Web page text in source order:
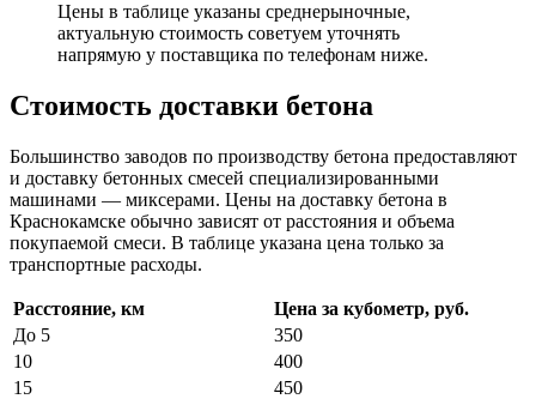
Цены в таблице указаны среднерыночные,
актуальную стоимость советуем уточнять
напрямую у поставщика по телефонам ниже.
Стоимость доставки бетона
Большинство заводов по производству бетона предоставляют
и доставку бетонных смесей специализированными
машинами — миксерами. Цены на доставку бетона в
Краснокамске обычно зависят от расстояния и объема
покупаемой смеси. В таблице указана цена только за
транспортные расходы.
Расстояние, км
Цена за кубометр, руб.
До 5
350
10
400
15
450